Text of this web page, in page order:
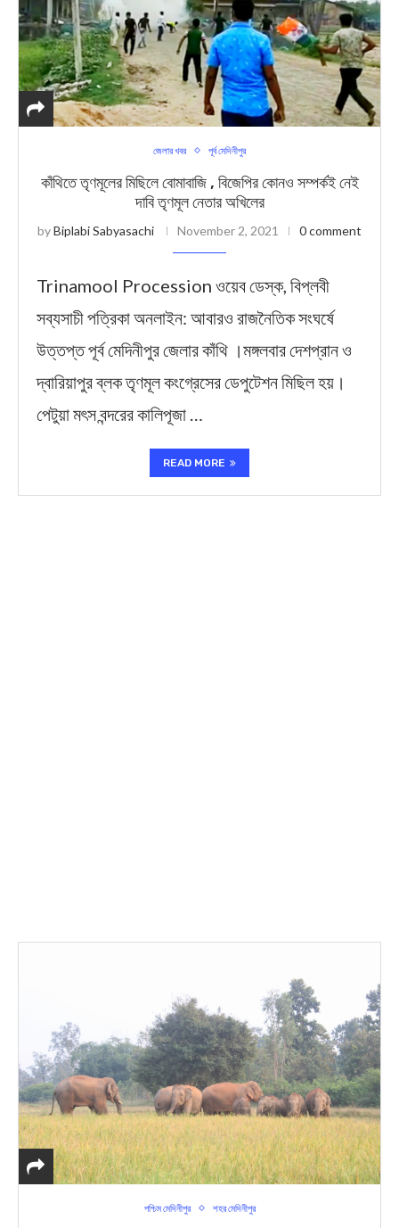
জেলার খবর পূর্ব মেদিনীপুর
কাঁথিতে তৃণমূলের মিছিলে বোমাবাজি , বিজেপির কোনও সম্পর্কই নেই
দাবি তৃণমূল নেতার অখিলের
byBiplabi Sabyasachi November 2, 2021 0 comment
Trinamool Procession ওয়েব ডেস্ক, বিপ্লবী
সব্যসাচী পত্রিকা অনলাইন: আবারও রাজনৈতিক সংঘর্ষে
উত্তপ্ত পূর্ব মেদিনীপুর জেলার কাঁথি ।মঙ্গলবার দেশপ্রান ও
দ্বারিয়াপুর ব্লক তৃণমূল কংগ্রেসের ডেপুটেশন মিছিল হয়।
পেটুয়া মৎস বন্দরের কালিপূজা …
READ MORE
পশ্চিম মেদিনীপুর শহর মেদিনীপুর